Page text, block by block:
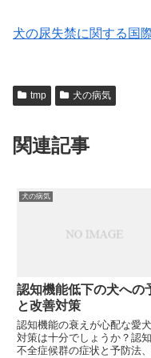
犬の尿失禁に関する国
tmp 犬の病気
関連記事
犬の病気
認知機能低下の犬への
と改善対策
認知機能の衰えが心配な愛
対策は十分でしょうか？認
不全症候群の症状と予防法